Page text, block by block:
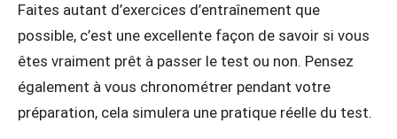
Faites autant d’exercices d’entraînement que
possible, c’est une excellente façon de savoir si vous
êtes vraiment prêt à passer le test ou non. Pensez
également à vous chronométrer pendant votre
préparation, cela simulera une pratique réelle du test.